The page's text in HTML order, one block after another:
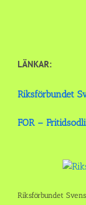
LÄNKAR:
Riksförbundet
FOR –
Riksförbundet